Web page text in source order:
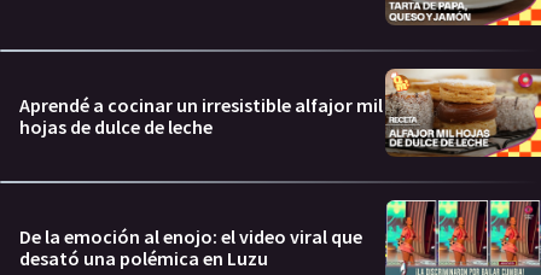
Aprendé a cocinar un irresistible alfajor mil
hojas de dulce de leche
De la emoción al enojo: el video viral que
desató una polémica en Luzu